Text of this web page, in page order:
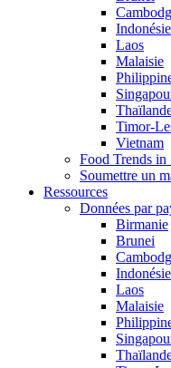
Indonésie
Laos
Malaisie
Timor-
Vietnam
Food Trends in
Soumettre un
Ressources
Données par
Birmanie
Brunei
Indonésie
Laos
Malaisie